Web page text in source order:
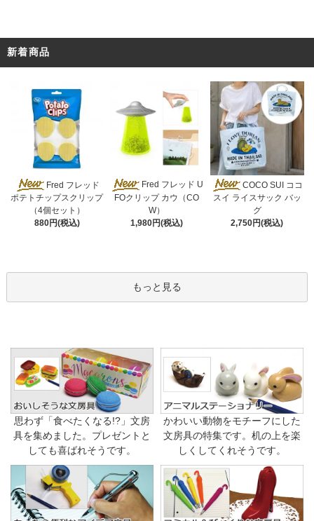
新着商品
Fred フレッド
ポテトチップスクリップ
（4個セット）
880円(税込)
Fred フレッド U
FOクリップ カウ（CO
W）
1,980円(税込)
COCO SUI ココ
スイ ライスサック バッ
グ
2,750円(税込)
もっと見る
思わず「食べたくなる!?」文房
具を集めました。プレゼントと
しても喜ばれそうです。
かわいい動物をモチーフにした
文房具の特集です。机の上を楽
しくしてくれそうです。